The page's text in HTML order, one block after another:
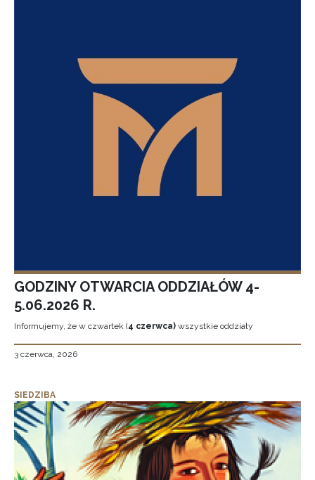
GODZINY OTWARCIA ODDZIAŁÓW 4-
5.06.2026 R.
Informujemy, że w czwartek (4 czerwca) wszystkie oddziały
3 czerwca, 2026
SIEDZIBA